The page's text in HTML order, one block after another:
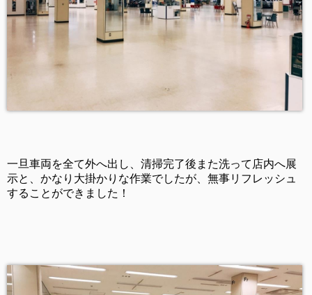
一旦車両を全て外へ出し、清掃完了後また洗って店内へ展
示と、かなり大掛かりな作業でしたが、無事リフレッシュ
することができました！